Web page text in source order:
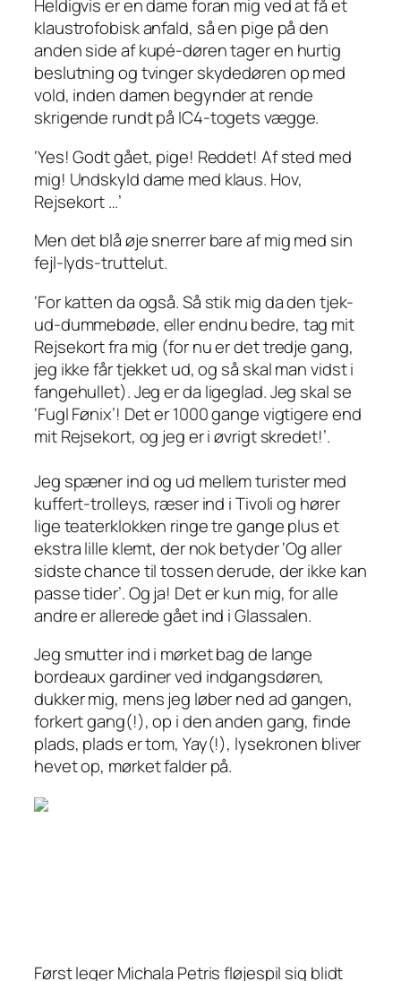
Heldigvis er en dame foran mig ved at få et
klaustrofobisk anfald, så en pige på den
anden side af kupé-døren tager en hurtig
beslutning og tvinger skydedøren op med
vold, inden damen begynder at rende
skrigende rundt på IC4-togets vægge.
‘Yes! Godt gået, pige! Reddet! Af sted med
mig! Undskyld dame med klaus. Hov,
Rejsekort …’
Men det blå øje snerrer bare af mig med sin
fejl-lyds-truttelut.
‘For katten da også. Så stik mig da den tjek-
ud-dummebøde, eller endnu bedre, tag mit
Rejsekort fra mig (for nu er det tredje gang,
jeg ikke får tjekket ud, og så skal man vidst i
fangehullet).Jeg er da ligeglad. Jeg skal se
‘Fugl Fønix’! Det er 1000 gange vigtigere end
mit Rejsekort, og jeg er i øvrigt skredet!’.
Jeg spæner ind og ud mellem turister med
kuffert-trolleys, ræser ind i Tivoli og hører
lige teaterklokken ringe tre gange plus et
ekstra lille klemt, der nok betyder‘Og aller
sidste chance til tossen derude, der ikke kan
passe tider’. Og ja! Deterkun mig, for alle
andre er allerede gået ind i Glassalen.
Jeg smutter ind i mørket bag de lange
bordeaux gardiner ved indgangsdøren,
dukker mig, mens jeg løber ned ad gangen,
forkert gang(!), op i den anden gang, finde
plads, plads er tom, Yay(!), lysekronen bliver
hevet op, mørket falder på.
Først leger Michala Petris fløjespil sig blidt